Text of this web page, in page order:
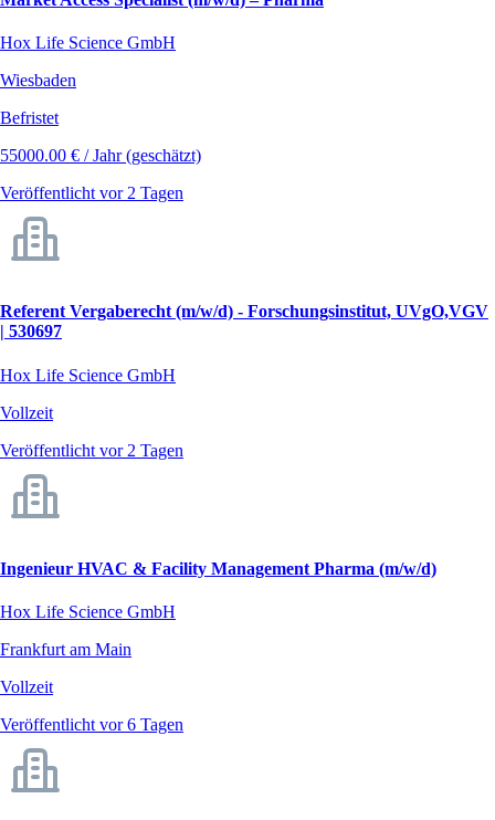
Hox Life Science GmbH
Wiesbaden
Befristet
55000.00 € / Jahr (geschätzt)
Veröffentlicht vor 2 Tagen
Referent Vergaberecht (m/w/d) - Forschungsinstitut, UVgO,VGV
| 530697
Hox Life Science GmbH
Vollzeit
Veröffentlicht vor 2 Tagen
Ingenieur HVAC & Facility Management Pharma (m/w/d)
Hox Life Science GmbH
Frankfurt am Main
Vollzeit
Veröffentlicht vor 6 Tagen